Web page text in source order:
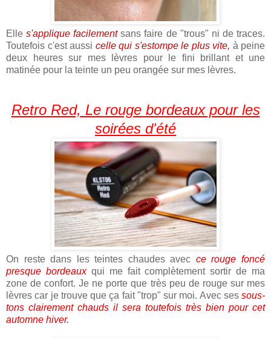
Elles'applique facilementsans faire de "trous" ni de traces.
Toutefois c'est aussi celle qui s'estompe le plus vite, à peine
deux heures sur mes lèvres pour le fini brillant et une
matinée pour la teinte un peu orangée sur mes lèvres.
Retro Red, Le rouge bordeaux pour les
soirées d'été
On reste dans les teintes chaudes avec ce rouge foncé
presque bordeaux qui me fait complètement sortir de ma
zone de confort. Je ne porte que très peu de rouge sur mes
lèvres car je trouve que ça fait "trop" sur moi. Avec sessous-
tons clairement chauds il sera toutefois très bien pour cet
automne hiver.